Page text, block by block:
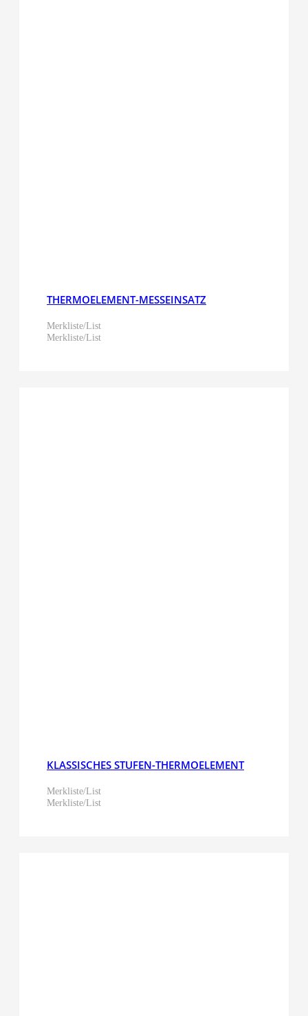
THERMOELEMENT-MESSEINSATZ
Merkliste/List
Merkliste/List
KLASSISCHES STUFEN-THERMOELEMENT
Merkliste/List
Merkliste/List